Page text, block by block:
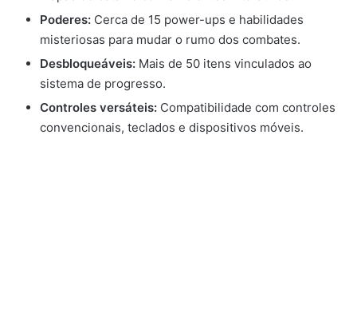
Poderes: Cerca de 15 power-ups e habilidades
misteriosas para mudar o rumo dos combates.
Desbloqueáveis: Mais de 50 itens vinculados ao
sistema de progresso.
Controles versáteis: Compatibilidade com controles
convencionais, teclados e dispositivos móveis.